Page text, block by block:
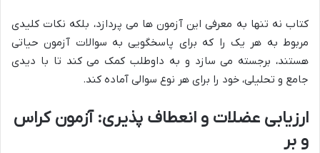
کتاب نه تنها به معرفی این آزمون ها می پردازد، بلکه نکات کلیدی
مربوط به هر یک را که برای پاسخگویی به سوالات آزمون حیاتی
هستند، برجسته می سازد و به داوطلب کمک می کند تا با دیدی
جامع و تحلیلی، خود را برای هر نوع سوالی آماده کند.
ارزیابی عضلات و انعطاف پذیری: آزمون کراس
و بر